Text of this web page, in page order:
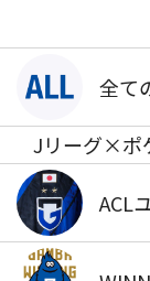
全て
Jリーグ×ポ
ACL